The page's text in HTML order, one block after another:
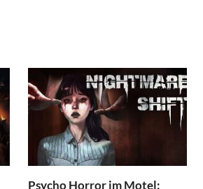
Psycho Horror im Motel: